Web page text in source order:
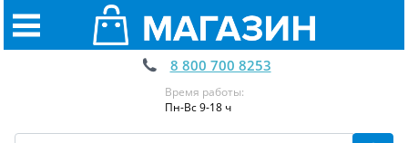
8 800 700 8253
Время работы:
Пн-Вс 9-18 ч